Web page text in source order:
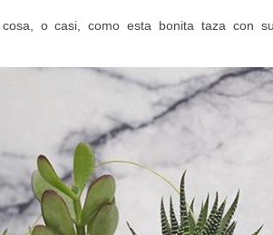
o casi, como esta bonita taza con